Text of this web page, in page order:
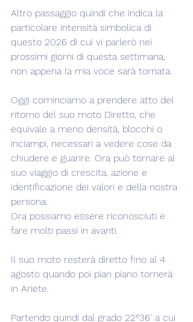
Altro passaggio quindi che indica la
particolare intensità simbolica di
questo 2026 di cui vi parlerò nei
prossimi giorni di questa settimana,
non appena la mia voce sarà tornata.
Oggi cominciamo a prendere atto del
ritorno del suo moto Diretto, che
equivale a meno densità, blocchi o
inciampi, necessari a vedere cose da
chiudere e guarire. Ora può tornare al
suo viaggio di crescita, azione e
identificazione dei valori e della nostra
persona.
Ora possiamo essere riconosciuti e
fare molti passi in avanti.
Il suo moto resterà diretto fino al 4
agosto quando poi pian piano tornerà
in Ariete.
Partendo quindi dal grado 22°36' a cui